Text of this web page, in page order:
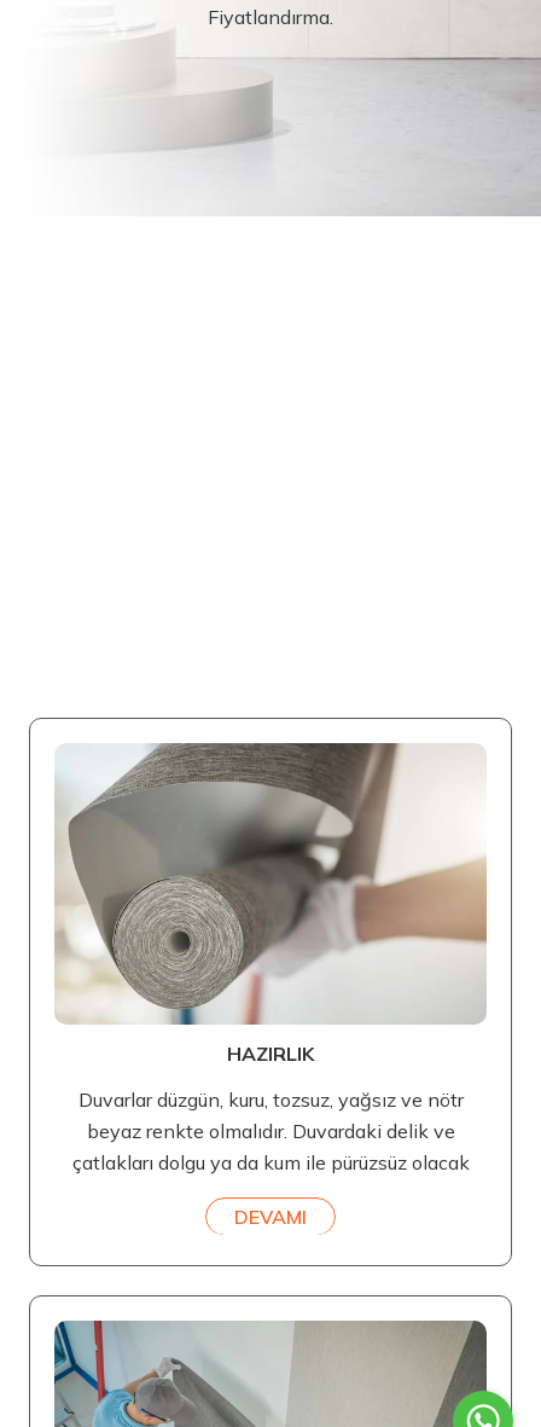
Fiyatlandırma.
HAZIRLIK
Duvarlar düzgün, kuru, tozsuz, yağsız ve nötr
beyaz renkte olmalıdır. Duvardaki delik ve
çatlakları dolgu ya da kum ile pürüzsüz olacak
DEVAMI